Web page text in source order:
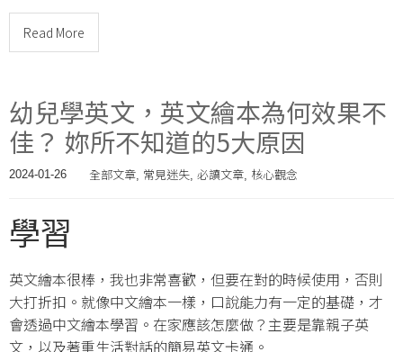
Read More
幼兒學英文，英文繪本為何效果不
佳？ 妳所不知道的5大原因
2024-01-26 全部文章, 常見迷失, 必讀文章, 核心觀念
學習
英文繪本很棒，我也非常喜歡，但要在對的時候使用，否則
大打折扣。就像中文繪本一樣，口說能力有一定的基礎，才
會透過中文繪本學習。在家應該怎麼做？主要是靠親子英
文，以及著重生活對話的簡易英文卡通。